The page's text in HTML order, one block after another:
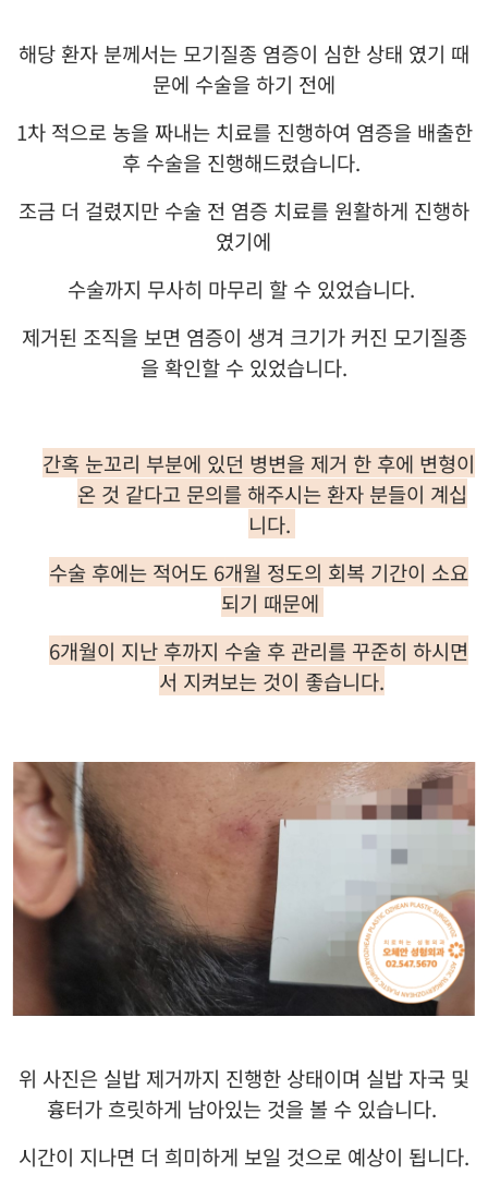
해당 환자 분께서는 모기질종 염증이 심한 상태 였기 때
문에 수술을 하기 전에
1차 적으로 농을 짜내는 치료를 진행하여 염증을 배출한
후 수술을 진행해드렸습니다.
조금 더 걸렸지만 수술 전 염증 치료를 원활하게 진행하
였기에
수술까지 무사히 마무리 할 수 있었습니다.
제거된 조직을 보면 염증이 생겨 크기가 커진 모기질종
을 확인할 수 있었습니다.
간혹 눈꼬리 부분에 있던 병변을 제거 한 후에 변형이
온 것 같다고 문의를 해주시는 환자 분들이 계십
니다.
수술 후에는 적어도 6개월 정도의 회복 기간이 소요
되기 때문에
6개월이 지난 후까지 수술 후 관리를 꾸준히 하시면
서 지켜보는 것이 좋습니다.
위 사진은 실밥 제거까지 진행한 상태이며 실밥 자국 및
흉터가 흐릿하게 남아있는 것을 볼 수 있습니다.
시간이 지나면 더 희미하게 보일 것으로 예상이 됩니다.